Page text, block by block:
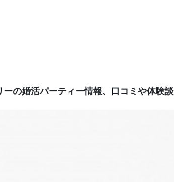
ーの婚活パーティー情報、口コミや体験談